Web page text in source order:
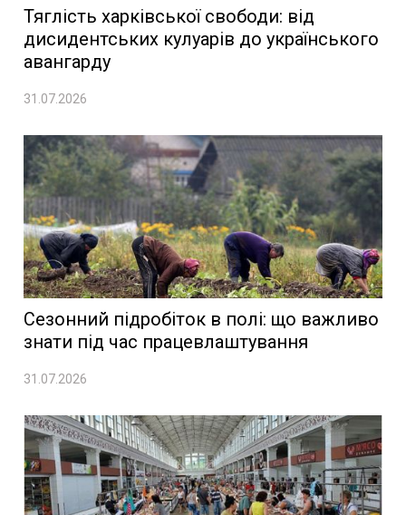
Тяглість харківської свободи: від
дисидентських кулуарів до українського
авангарду
31.07.2026
Сезонний підробіток в полі: що важливо
знати під час працевлаштування
31.07.2026